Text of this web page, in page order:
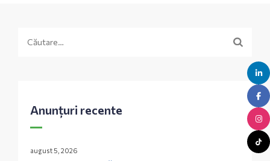
Anunțuri recente
august 5, 2026